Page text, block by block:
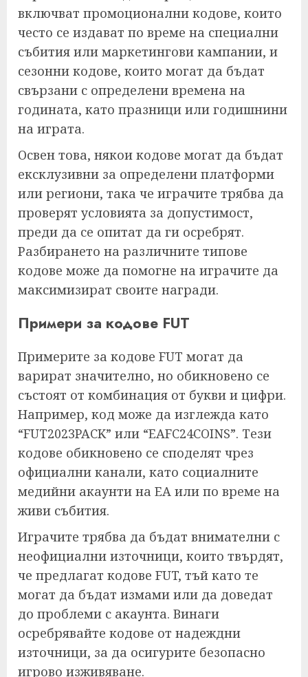
включват промоционални кодове, които
често се издават по време на специални
събития или маркетингови кампании, и
сезонни кодове, които могат да бъдат
свързани с определени времена на
годината, като празници или годишнини
на играта.
Освен това, някои кодове могат да бъдат
ексклузивни за определени платформи
или региони, така че играчите трябва да
проверят условията за допустимост,
преди да се опитат да ги осребрят.
Разбирането на различните типове
кодове може да помогне на играчите да
максимизират своите награди.
Примери за кодове FUT
Примерите за кодове FUT могат да
варират значително, но обикновено се
състоят от комбинация от букви и цифри.
Например, код може да изглежда като
“FUT2023PACK” или “EAFC24COINS”. Тези
кодове обикновено се споделят чрез
официални канали, като социалните
медийни акаунти на EA или по време на
живи събития.
Играчите трябва да бъдат внимателни с
неофициални източници, които твърдят,
че предлагат кодове FUT, тъй като те
могат да бъдат измами или да доведат
до проблеми с акаунта. Винаги
осребрявайте кодове от надеждни
източници, за да осигурите безопасно
игрово изживяване.